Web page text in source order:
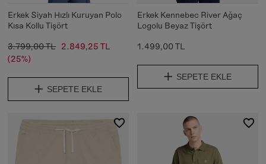
Erkek Siyah Hızlı Kuruyan Polo
Kısa Kollu Tişört
3.799,00 TL 2.849,25 TL
(25%)
SEPETE EKLE
Erkek Kennebec River Ağaç
Logolu Beyaz Tişört
1.499,00 TL
SEPETE EKLE